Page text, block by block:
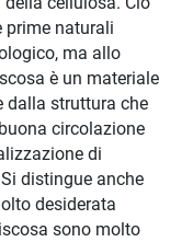
prime naturali
ma allo
è un materiale
dalla struttura che
circolazione
di
distingue anche
desiderata
sono molto